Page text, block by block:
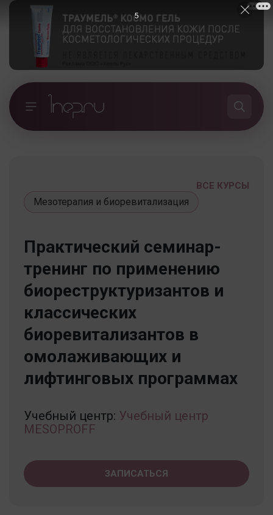
ВСЕ КУРСЫ
Мезотерапия и биоревитализация
Практический семинар-
тренинг по применению
биореструктуризантов и
классических
биоревитализантов в
омолаживающих и
лифтинговых программах
Учебный центр: Учебный центр
MESOPROFF
ЗАПИСАТЬСЯ
5